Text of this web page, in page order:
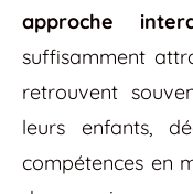
approche
suffisamment
retrouvent
leurs enfants,
compétences en